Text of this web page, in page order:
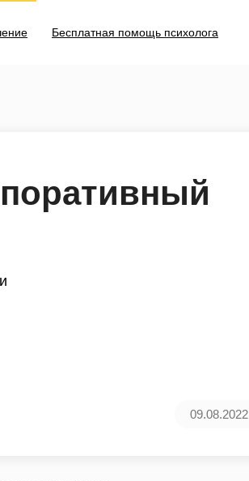
Бесплатная помощь психолога
09.08.2022